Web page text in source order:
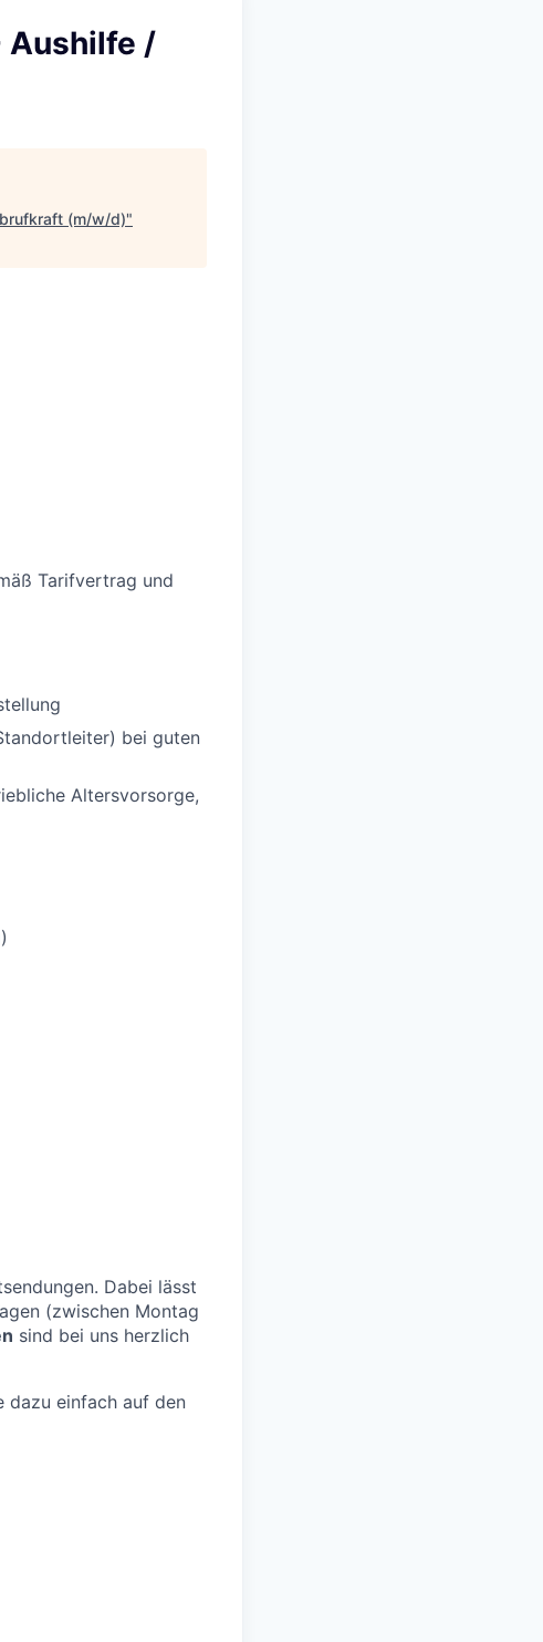
Aushilfe /
(m/w/d)"
Tarifvertrag und
bei guten
Altersvorsorge,
Dabei lässt
(zwischen Montag
sind bei uns herzlich
dazu einfach auf den